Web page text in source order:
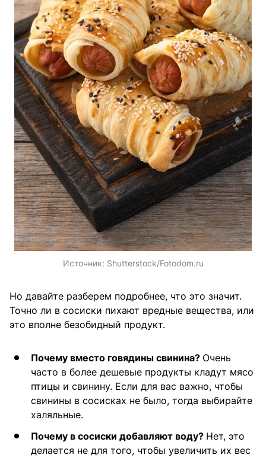
Источник: Shutterstock/Fotodom.ru
Но давайте разберем подробнее, что это значит.
Точно ли в сосиски пихают вредные вещества, или
это вполне безобидный продукт.
Почему вместо говядины свинина? Очень
часто в более дешевые продукты кладут мясо
птицы и свинину. Если для вас важно, чтобы
свинины в сосисках не было, тогда выбирайте
халяльные.
Почему в сосиски добавляют воду? Нет, это
делается не для того, чтобы увеличить их вес